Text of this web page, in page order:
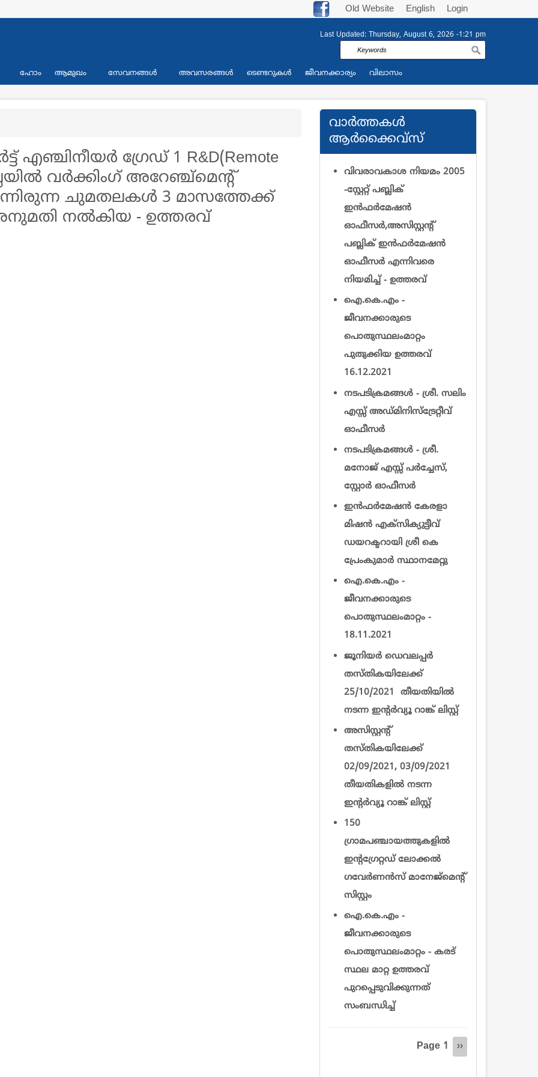
Old Website English Login
Last Updated: Thursday, August 6, 2026 -1:21 pm
Search
Primary
ഹോം ആമുഖം സേവനങ്ങള്‍ അവസരങ്ങള്‍ ടെണ്ടറുകള്‍ ജീവനക്കാര്യം വിലാസം
എഞ്ചിനീയര്‍ ഗ്രേഡ്‌ 1 R&D(Remote
വര്‍ക്കിംഗ്‌ അറേഞ്ച്‌മെൻ്റ്
ചുമതലകള്‍ 3 മാസത്തേക്ക്‌
നല്‍കിയ - ഉത്തരവ്‌
വാര്‍ത്തകള്‍
ആര്‍ക്കൈവ്സ്
വിവരാവകാശ നിയമം 2005
-സ്റ്റേറ്റ് പബ്ലിക്
ഇന്‍ഫര്‍മേഷന്‍
ഓഫീസര്‍,അസിസ്റ്റന്റ്
പബ്ലിക് ഇന്‍ഫര്‍മേഷന്‍
ഓഫീസര്‍ എന്നിവരെ
നിയമിച്ച് - ഉത്തരവ്
ഐ.കെ.എം -
ജീവനക്കാരുടെ
പൊതുസ്ഥലംമാറ്റം
പുതുക്കിയ ഉത്തരവ്
16.12.2021
നടപടിക്രമങ്ങൾ - ശ്രീ. സലിം
എസ്സ് അഡ്മിനിസ്ട്രേറ്റീവ്
ഓഫീസര്‍
നടപടിക്രമങ്ങൾ - ശ്രീ.
മനോജ് എസ്സ് പർച്ചേസ്,
സ്റ്റോർ ഓഫീസര്‍
ഇന്‍ഫര്‍മേഷന്‍ കേരളാ
മിഷന്‍ എക്സിക്യുട്ടീവ്‌
ഡയറക്ടറായി ശ്രീ കെ
പ്രേംകുമാര്‍ സ്ഥാനമേറ്റു
ഐ.കെ.എം -
ജീവനക്കാരുടെ
പൊതുസ്ഥലംമാറ്റം -
18.11.2021
ജൂനിയർ ഡെവലപ്പർ
തസ്തികയിലേക്ക്
25/10/2021 തീയതിയിൽ
നടന്ന ഇന്റര്‍വ്യൂ റാങ്ക് ലിസ്റ്റ്
അസിസ്റ്റന്റ്
തസ്തികയിലേക്ക്
02/09/2021, 03/09/2021
തീയതികളിൽ നടന്ന
ഇന്റര്‍വ്യൂ റാങ്ക് ലിസ്റ്റ്
150
ഗ്രാമപഞ്ചായത്തുകളിൽ
ഇന്റഗ്രേറ്റഡ് ലോക്കൽ
ഗവേർണൻസ് മാനേജ്‌മെന്റ്
സിസ്റ്റം
ഐ.കെ.എം -
ജീവനക്കാരുടെ
പൊതുസ്ഥലംമാറ്റം - കരട്
സ്ഥല മാറ്റ ഉത്തരവ്
പുറപ്പെടുവിക്കുന്നത്
സംബന്ധിച്ച്
Page 1
Next
››